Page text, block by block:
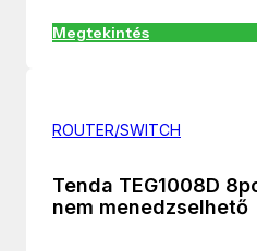
Megtekintés
ROUTER/SWITCH
Tenda TEG1008D
nem menedzselhető